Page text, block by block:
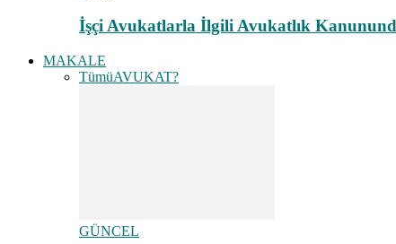
İşçi Avukatlarla İlgili Avukatlık
MAKALE
TümüAVUKAT?
GÜNCEL